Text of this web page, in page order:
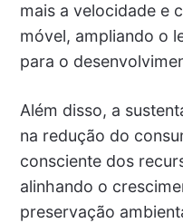
mais a velocidade e
móvel, ampliando o
para o
Além disso, a
na redução do
consciente dos
alinhando o
preservação